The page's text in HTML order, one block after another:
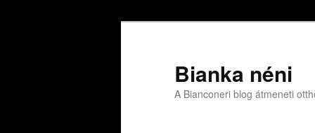
Bianka néni
A Bianconeri blog átmeneti